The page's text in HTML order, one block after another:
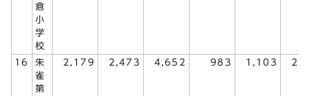
倉
小
学
校
16
朱
雀
第
2,179 2,473 4,652 983 1,103